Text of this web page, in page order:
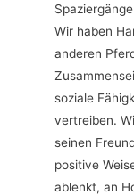
Wir haben
anderen
soziale
vertreiben.
seinen
positive
ablenkt, an